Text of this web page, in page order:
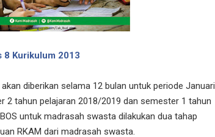
8 Kurikulum 2013
diberikan selama 12 bulan untuk periode Januari
2 tahun pelajaran 2018/2019 dan semester 1 tahun
untuk madrasah swasta dilakukan dua tahap
RKAM dari madrasah swasta.